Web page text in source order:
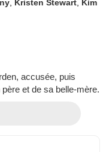
Kristen Stewart Kim
accusée, puis
et de sa belle-mère.